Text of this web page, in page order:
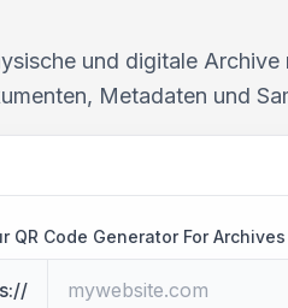
und digitale
Metadaten und
QR Code Generator For Archives